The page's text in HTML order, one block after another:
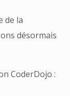
de la
désormais
CoderDojo :